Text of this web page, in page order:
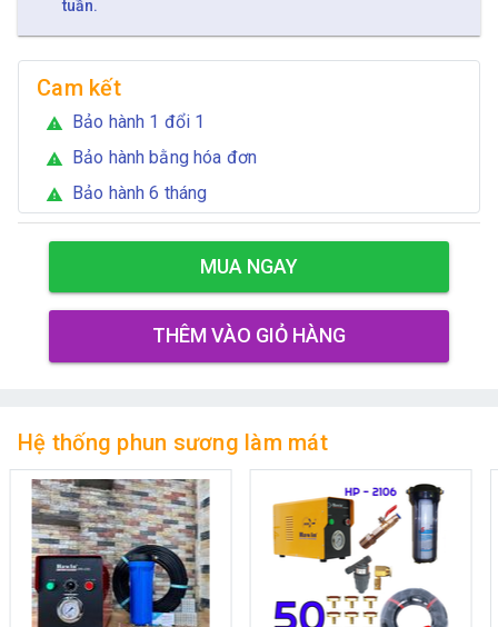
tuần.
Cam kết
warning Bảo hành 1 đổi 1
warning Bảo hành bằng hóa đơn
warning Bảo hành 6 tháng
MUA NGAY
THÊM VÀO GIỎ HÀNG
Hệ thống phun sương làm mát